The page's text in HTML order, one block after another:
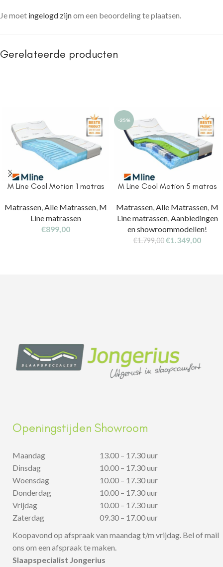
Je moet ingelogd zijnom een beoordeling te plaatsen.
Gerelateerde producten
M Line Cool Motion 1 matras
Matrassen Alle Matrassen M
Line matrassen
€899,00
-25%
M Line Cool Motion 5 matras
Matrassen Alle Matrassen M
Line matrassen, Aanbiedingen
en showroommodellen!
€1.799,00€1.349,00
Openingstijden Showroom
Maandag
Dinsdag
Woensdag
Donderdag
Vrijdag
Zaterdag
13.00 – 17.30 uur
10.00 – 17.30 uur
10.00 – 17.30 uur
10.00 – 17.30 uur
10.00 – 17.30 uur
09.30 – 17.00 uur
Koopavond op afspraak van maandag t/m vrijdag. Bel of mail
ons om een afspraak te maken.
Slaapspecialist Jongerius